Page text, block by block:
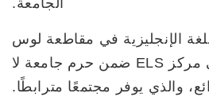
الإنجليزية في مقاطعة لوس
أنجلوس في مركز ELS ضمن حرم جامعة لا
والذي يوفر مجتمعًا مترابطًا.